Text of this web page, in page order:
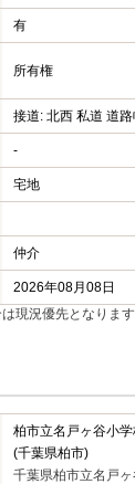
有
所有権
接道: 北西 私道 道
-
宅地
仲介
2026年08月08日
現況優先となります
柏市立名戸ヶ谷小
(千葉県柏市)
千葉県柏市立名戸